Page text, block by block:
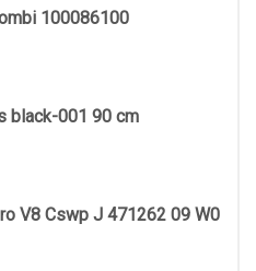
100086100
black-001 90 cm
V8 Cswp J 471262 09 W0